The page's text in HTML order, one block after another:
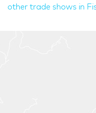
other trade shows in